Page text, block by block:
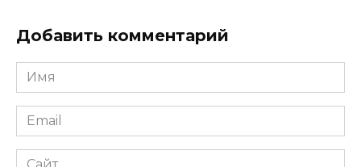
Добавить комментарий
Имя
*
Email
*
Сайт